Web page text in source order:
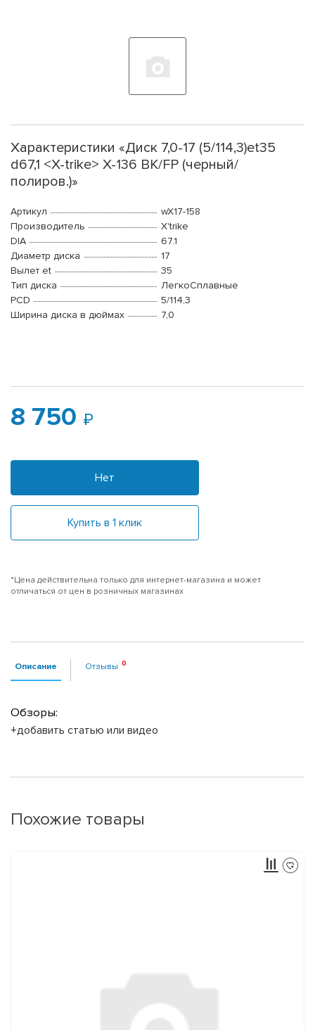
Характеристики «Диск 7,0-17 (5/114,3)et35
d67,1 <X-trike> X-136 BK/FP (черный/
полиров.)»
Артикул
wX17-158
Производитель
X'trike
DIA
67.1
Диаметр диска
17
Вылет et
35
Тип диска
ЛегкоСплавные
PCD
5/114,3
Ширина диска в дюймах
7,0
8 750
Нет
Купить в 1 клик
*Цена действительна только для интернет-магазина и может
отличаться от цен в розничных магазинах
Описание Отзывы
Обзоры:
+добавить статью или видео
Похожие товары